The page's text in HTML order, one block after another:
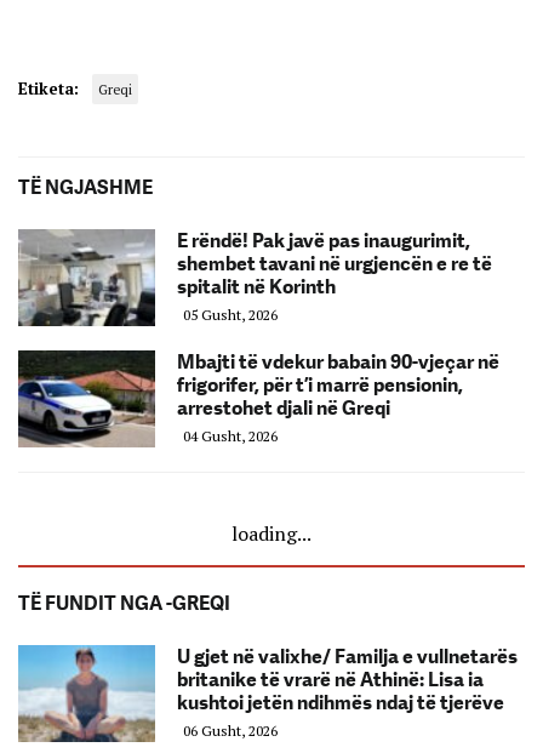
Etiketa: Greqi
TË NGJASHME
E rëndë! Pak javë pas inaugurimit,
shembet tavani në urgjencën e re të
spitalit në Korinth
05 Gusht, 2026
Mbajti të vdekur babain 90-vjeçar në
frigorifer, për t’i marrë pensionin,
arrestohet djali në Greqi
04 Gusht, 2026
loading...
TË FUNDIT NGA -GREQI
U gjet në valixhe/ Familja e vullnetarës
britanike të vrarë në Athinë: Lisa ia
kushtoi jetën ndihmës ndaj të tjerëve
06 Gusht, 2026